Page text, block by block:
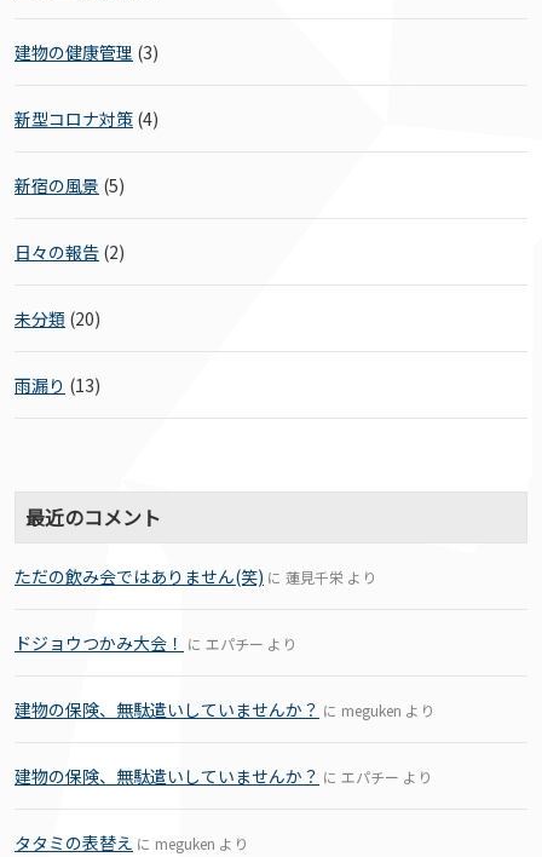
建物の健康管理 (3)
新型コロナ対策 (4)
新宿の風景 (5)
日々の報告 (2)
未分類 (20)
雨漏り (13)
最近のコメント
ただの飲み会ではありません(笑) に 蓮見千栄 より
ドジョウつかみ大会！ に エパチー より
建物の保険、無駄遣いしていませんか？ に meguken より
建物の保険、無駄遣いしていませんか？ に エパチー より
タタミの表替え に meguken より